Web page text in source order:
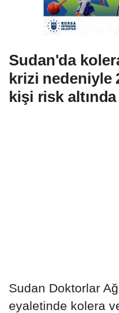
Sudan'da
krizi nedeniyle
kişi risk altında
Sudan Doktorlar
eyaletinde kolera